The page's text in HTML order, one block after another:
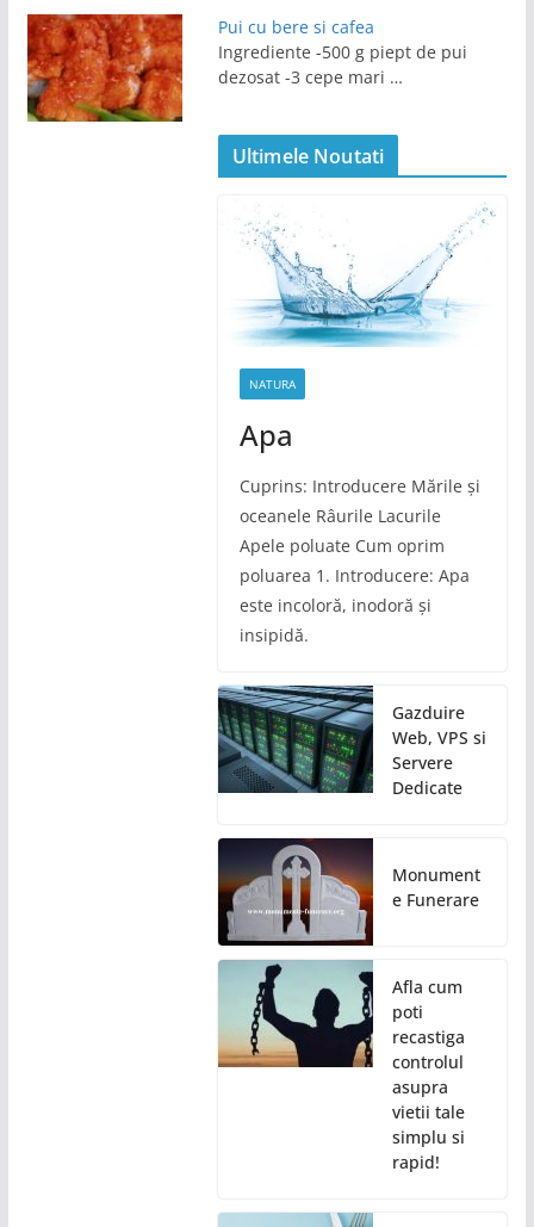
Pui cu bere si cafea
Ingrediente -500 g piept de pui
dezosat -3 cepe mari …
Ultimele Noutati
NATURA
Apa
Cuprins: Introducere Mările și
oceanele Râurile Lacurile
Apele poluate Cum oprim
poluarea 1. Introducere: Apa
este incoloră, inodoră și
insipidă.
Gazduire
Web, VPS si
Servere
Dedicate
Monument
e Funerare
Afla cum
poti
recastiga
controlul
asupra
vietii tale
simplu si
rapid!